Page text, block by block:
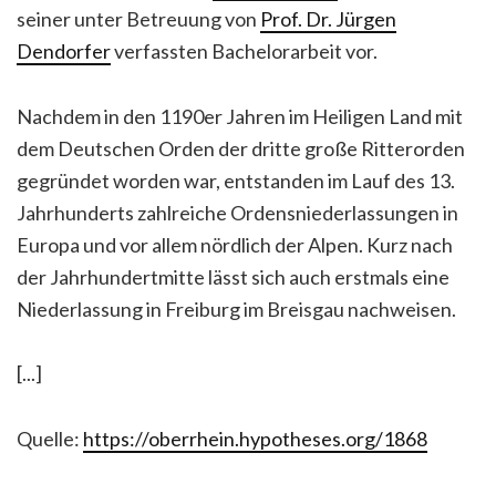
seiner unter Betreuung von Prof. Dr. Jürgen
Dendorferverfassten Bachelorarbeit vor.
Nachdem in den 1190er Jahren im Heiligen Land mit
dem Deutschen Orden der dritte große Ritterorden
gegründet worden war, entstanden im Lauf des 13.
Jahrhunderts zahlreiche Ordensniederlassungen in
Europa und vor allem nördlich der Alpen. Kurz nach
der Jahrhundertmitte lässt sich auch erstmals eine
Niederlassung in Freiburg im Breisgau nachweisen.
[...]
Quelle: https://oberrhein.hypotheses.org/1868